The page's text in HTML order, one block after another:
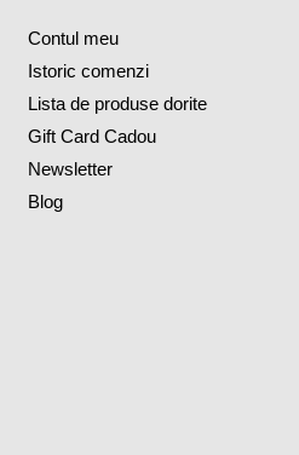
Contul meu
Istoric comenzi
Lista de produse dorite
Gift Card Cadou
Newsletter
Blog